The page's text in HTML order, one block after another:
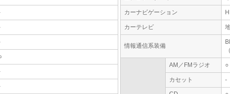
カーナビゲーション
カーテレビ
情報通信系装備
AM／FMラジオ ○
カセット -